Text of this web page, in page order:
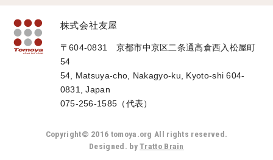
株式会社友屋
〒604-0831 京都市中京区二条通高倉西入松屋町
54
54, Matsuya-cho, Nakagyo-ku, Kyoto-shi 604-
0831, Japan
075-256-1585（代表）
Copyright© 2016 tomoya.org All rights reserved.
Designed. byTratto Brain